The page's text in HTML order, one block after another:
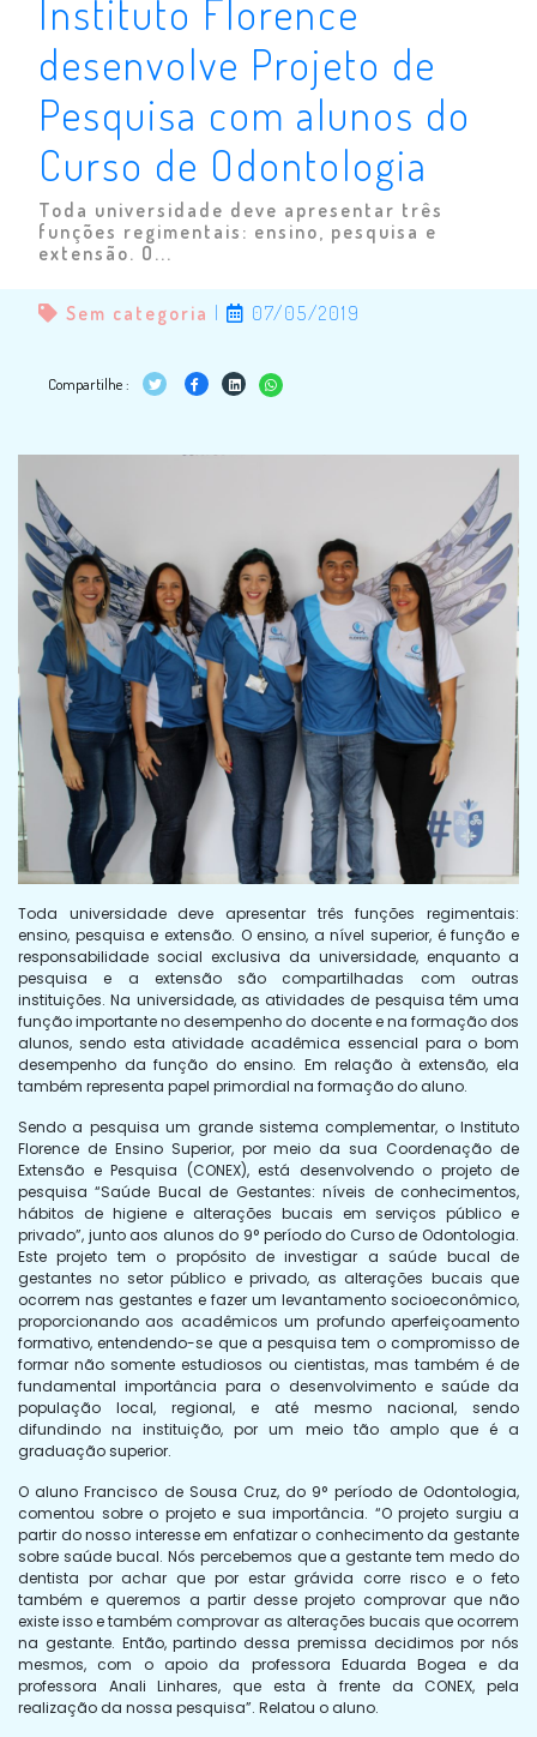
Instituto Florence
desenvolve Projeto de
Pesquisa com alunos do
Curso de Odontologia
Toda universidade deve apresentar três
funções regimentais: ensino, pesquisa e
extensão. O...
Sem categoria 07/05/2019
Compartilhe :
Toda universidade deve apresentar três funções regimentais:
ensino, pesquisa e extensão. O ensino, a nível superior, é função e
responsabilidade social exclusiva da universidade, enquanto a
pesquisa e a extensão são compartilhadas com outras
instituições. Na universidade, as atividades de pesquisa têm uma
função importante no desempenho do docente e na formação dos
alunos, sendo esta atividade acadêmica essencial para o bom
desempenho da função do ensino. Em relação à extensão, ela
também representa papel primordial na formação do aluno.
Sendo a pesquisa um grande sistema complementar, o Instituto
Florence de Ensino Superior, por meio da sua Coordenação de
Extensão e Pesquisa (CONEX), está desenvolvendo o projeto de
pesquisa “Saúde Bucal de Gestantes: níveis de conhecimentos,
hábitos de higiene e alterações bucais em serviços público e
privado”, junto aos alunos do 9° período do Curso de Odontologia.
Este projeto tem o propósito de investigar a saúde bucal de
gestantes no setor público e privado, as alterações bucais que
ocorrem nas gestantes e fazer um levantamento socioeconômico,
proporcionando aos acadêmicos um profundo aperfeiçoamento
formativo, entendendo-se que a pesquisa tem o compromisso de
formar não somente estudiosos ou cientistas, mas também é de
fundamental importância para o desenvolvimento e saúde da
população local, regional, e até mesmo nacional, sendo
difundindo na instituição, por um meio tão amplo que é a
graduação superior.
O aluno Francisco de Sousa Cruz, do 9° período de Odontologia,
comentou sobre o projeto e sua importância. “O projeto surgiu a
partir do nosso interesse em enfatizar o conhecimento da gestante
sobre saúde bucal. Nós percebemos que a gestante tem medo do
dentista por achar que por estar grávida corre risco e o feto
também e queremos a partir desse projeto comprovar que não
existe isso e também comprovar as alterações bucais que ocorrem
na gestante. Então, partindo dessa premissa decidimos por nós
mesmos, com o apoio da professora Eduarda Bogea e da
professora Anali Linhares, que esta à frente da CONEX, pela
realização da nossa pesquisa”. Relatou o aluno.